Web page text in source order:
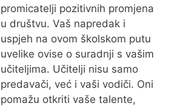
promicatelji pozitivnih promjena
u društvu. Vaš napredak i
uspjeh na ovom školskom putu
uvelike ovise o suradnji s vašim
učiteljima. Učitelji nisu samo
predavači, već i vaši vodiči. Oni
pomažu otkriti vaše talente,